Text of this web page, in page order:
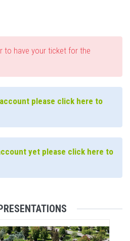
to have your ticket for the
please click here to
yet please click here to